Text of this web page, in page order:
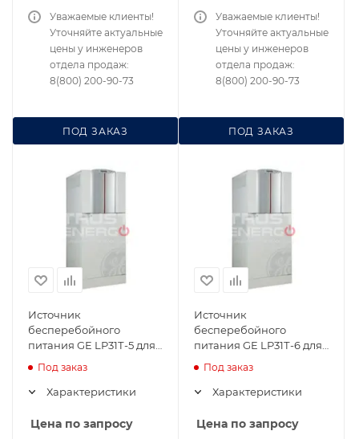
ПОД ЗАКАЗ
Уважаемые клиенты!
Уточняйте актуальные
цены у инженеров
отдела продаж:
8(800) 200-90-73
ПОД ЗАКАЗ
Уважаемые клиенты!
Уточняйте актуальные
цены у инженеров
отдела продаж:
8(800) 200-90-73
Источник
бесперебойного
питания GE LP31Т-5 для
Под заказ
Характеристики
Цена по запросу
Источник
бесперебойного
питания GE LP31Т-6 для
Под заказ
Характеристики
Цена по запросу